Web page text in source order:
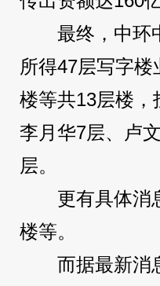
最终，中环
所得47层写字
楼等共13层楼，
李月华7层、卢
层。
更有具体消
楼等。
而据最新消